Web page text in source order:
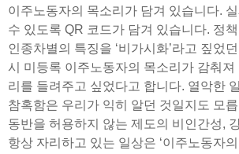
이주노동자의 목소리가 담겨 있습니다. 실
수 있도록 QR 코드가 담겨 있습니다. 정
인종차별의 특징을 ‘비가시화’라고 짚었
시 미등록 이주노동자의 목소리가 감춰져
리를 들려주고 싶었다고 합니다. 열악한
참혹함은 우리가 익히 알던 것일지도 모
동반을 허용하지 않는 제도의 비인간성,
항상 자리하고 있는 일상은 ‘이주노동자의